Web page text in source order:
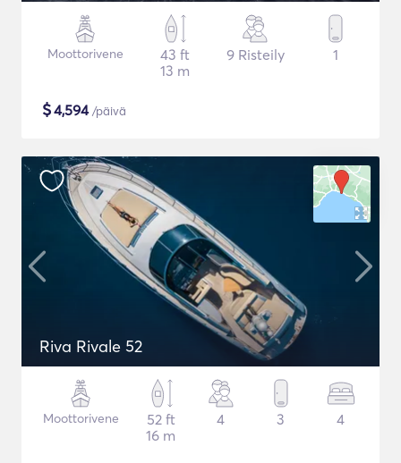
Moottorivene
43 ft
13 m
9 Risteily 1
$4,594/päivä
Riva Rivale 52
Moottorivene
52 ft
16 m
4 3 4